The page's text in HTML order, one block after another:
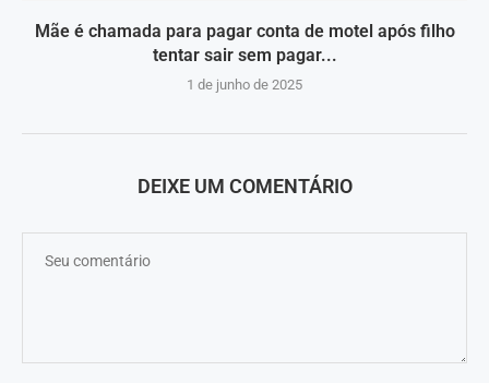
Mãe é chamada para pagar conta de motel após filho
tentar sair sem pagar...
1 de junho de 2025
DEIXE UM COMENTÁRIO